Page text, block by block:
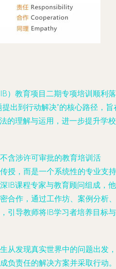
）教育项目二期专项培训顺利落
出到行动解决”的核心路径，旨
的理解与运用，进一步提升学校
含涉许可审批的教育培训活
授，而是一个系统性的专业支持
IB课程专家与教育顾问组成，他
合作，通过工作坊、案例分析、
引导教师将IB学习者培养目标与
从发现真实世界中的问题出发，
负责任的解决方案并采取行动。